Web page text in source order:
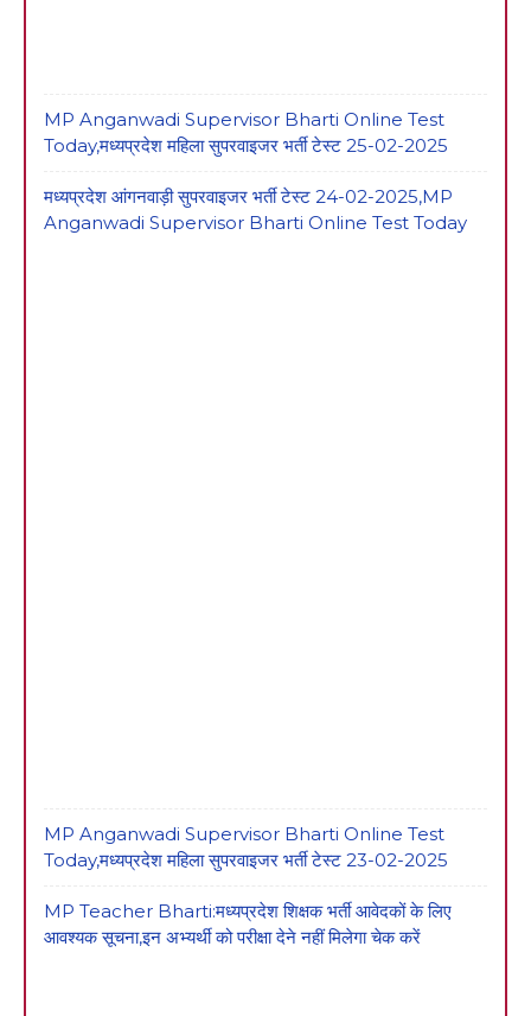
MP Anganwadi Supervisor Bharti Online Test
Today,मध्यप्रदेश महिला सुपरवाइजर भर्ती टेस्ट 25-02-2025
मध्यप्रदेश आंगनवाड़ी सुपरवाइजर भर्ती टेस्ट 24-02-2025,MP
Anganwadi Supervisor Bharti Online Test Today
MP Anganwadi Supervisor Bharti Online Test
Today,मध्यप्रदेश महिला सुपरवाइजर भर्ती टेस्ट 23-02-2025
MP Teacher Bharti:मध्यप्रदेश शिक्षक भर्ती आवेदकों के लिए
आवश्यक सूचना,इन अभ्यर्थी को परीक्षा देने नहीं मिलेगा चेक करें